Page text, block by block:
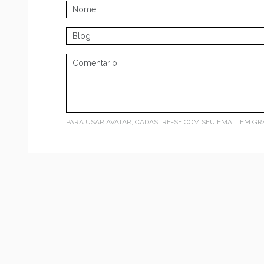
PARA USAR AVATAR, CADASTRE-SE COM SEU EMAIL EM